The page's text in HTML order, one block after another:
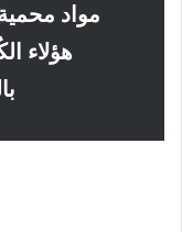
مواد
هؤلاء